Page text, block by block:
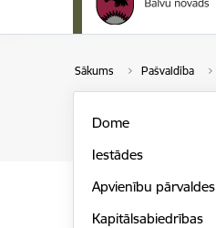
Sākums Pašvaldība
Dome
Iestādes
Apvienību pārvaldes
Kapitālsabiedrības